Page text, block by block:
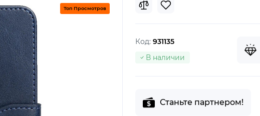
Топ Просмотров
Код: 931135
В наличии
Станьте партнером!